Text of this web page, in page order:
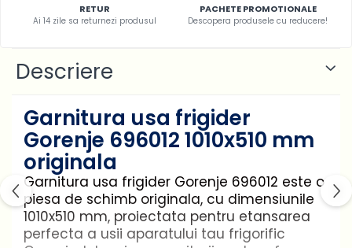
RETUR
Ai 14 zile sa returnezi produsul
PACHETE PROMOTIONALE
Descopera produsele cu reducere!
Descriere
Garnitura usa frigider
Gorenje 696012 1010x510 mm
originala
Garnitura usa frigider Gorenje 696012 este o
piesa de schimb originala, cu dimensiunile
1010x510 mm, proiectata pentru etansarea
perfecta a usii aparatului tau frigorific